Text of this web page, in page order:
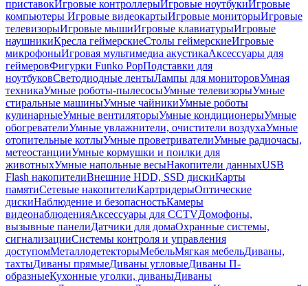
приставокИгровые контроллерыИгровые ноутбукиИгровые
компьютеры Игровые видеокартыИгровые мониторыИгровые
телевизорыИгровые мышиИгровые клавиатурыИгровые
наушникиКресла геймерскиеСтолы геймерскиеИгровые
микрофоныИгровая мультимедиа акустикаАксессуары для
геймеровФигурки Funko PopПодставки для
ноутбуковСветодиодные лентыЛампы для мониторовУмная
техникаУмные роботы-пылесосыУмные телевизорыУмные
стиральные машиныУмные чайникиУмные роботы
кулинарныеУмные вентиляторыУмные кондиционерыУмные
обогревателиУмные увлажнители, очистители воздухаУмные
отопительные котлыУмные проветривателиУмные радиочасы,
метеостанцииУмные кормушки и поилки для
животныхУмные напольные весыНакопители данныхUSB
Flash накопителиВнешние HDD, SSD дискиКарты
памятиСетевые накопителиКартридерыОптические
дискиНаблюдение и безопасностьКамеры
видеонаблюденияАксессуары для CCTVДомофоны,
вызывные панелиДатчики для домаОхранные системы,
сигнализацииСистемы контроля и управления
доступомМеталлодетекторыМебельМягкая мебельДиваны,
тахтыДиваны прямыеДиваны угловыеДиваны П-
образныеКухонные уголки, диваныДиваны